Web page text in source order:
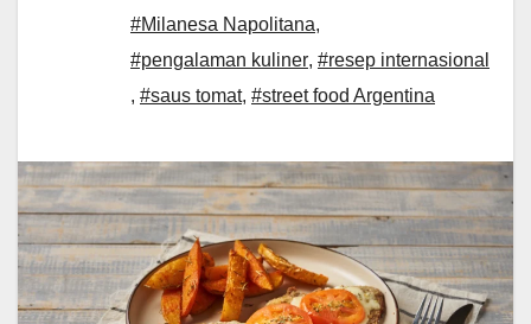
#Milanesa Napolitana,
#pengalaman kuliner, #resep internasional
, #saus tomat, #street food Argentina